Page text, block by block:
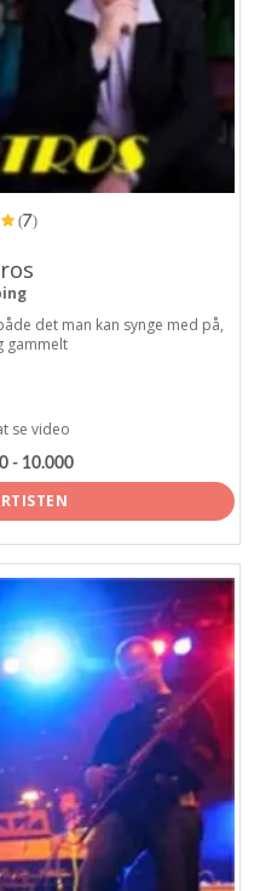
(7)
det man kan synge med på,
gammelt
se video
- 10.000